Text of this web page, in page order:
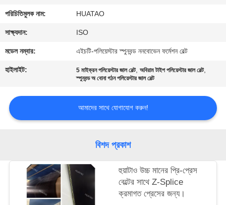
যোগাযোগ
করুন
খবর
উদ্ধৃতির
জন্য
সাইট
পরিচিতিমুলক নাম: HUATAO
সাক্ষ্যদান: ISO
মডেল নম্বার: এইচটি-পলিয়েস্টার স্পুনবন্ড ননবোভেন ফর্মেশন বেল্ট
হাইলাইট: 5 মাইক্রন পলিয়েস্টার জাল বেল্ট,অবিরাম টাইপ পলিয়েস্টার জাল বেল্ট,
স্পুনবন্ড অ বোনা গঠন পলিয়েস্টার জাল বেল্ট
আমাদের সাথে যোগাযোগ করুন!
বিশদ প্রকাশ
হুয়াটাও উচ্চ মানের প্রি-প্রেস
বেল্টের সাথে Z-Splice
ক্রমাগত প্রেসের জন্য।